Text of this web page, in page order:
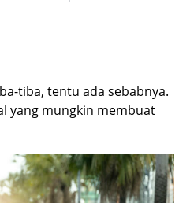
tiba, tentu ada sebabnya.
yang mungkin membuat